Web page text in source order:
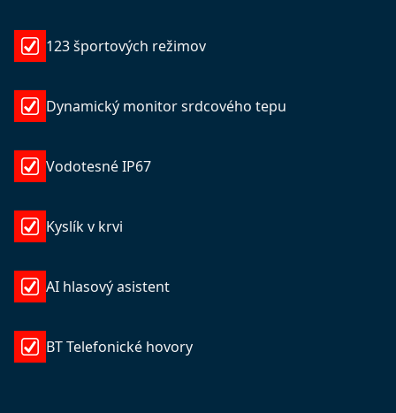
123 športových režimov
Dynamický monitor srdcového tepu
Vodotesné IP67
Kyslík v krvi
AI hlasový asistent
BT Telefonické hovory